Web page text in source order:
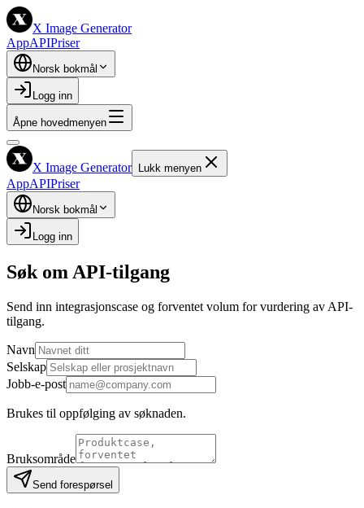
X Image Generator
AppAPIPriser
Norsk bokmål
Logg inn
Åpne hovedmenyen
X Image Generator Lukk menyen
AppAPIPriser
Norsk bokmål
Logg inn
Søk om API-tilgang
Send inn integrasjonscase og forventet volum for vurdering av API-
tilgang.
Navn
Selskap
Jobb-e-post
Brukes til oppfølging av søknaden.
Bruksområde
Send forespørsel